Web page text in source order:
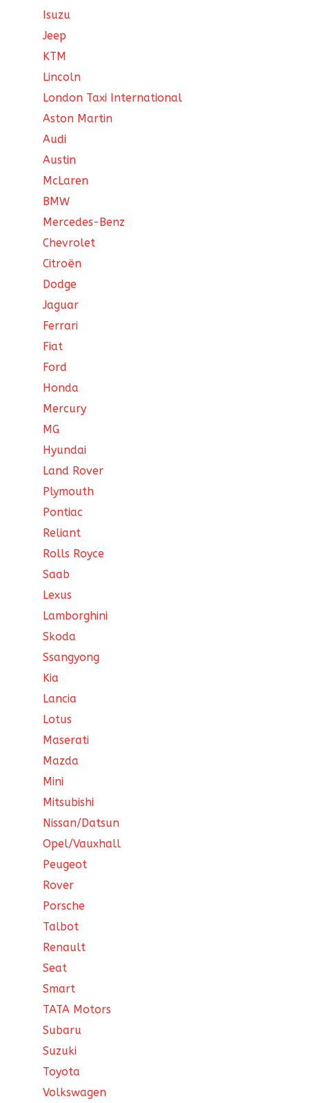
Isuzu
Jeep
KTM
Lincoln
London Taxi International
Aston Martin
Audi
Austin
McLaren
BMW
Mercedes-Benz
Chevrolet
Citroën
Dodge
Jaguar
Ferrari
Fiat
Ford
Honda
Mercury
MG
Hyundai
Land Rover
Plymouth
Pontiac
Reliant
Rolls Royce
Saab
Lexus
Lamborghini
Skoda
Ssangyong
Kia
Lancia
Lotus
Maserati
Mazda
Mini
Mitsubishi
Nissan/Datsun
Opel/Vauxhall
Peugeot
Rover
Porsche
Talbot
Renault
Seat
Smart
TATA Motors
Subaru
Suzuki
Toyota
Volkswagen